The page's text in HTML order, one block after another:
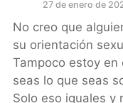
27 de enero de
No creo que
su orientación
Tampoco estoy en
seas lo que seas
Solo eso iguales y